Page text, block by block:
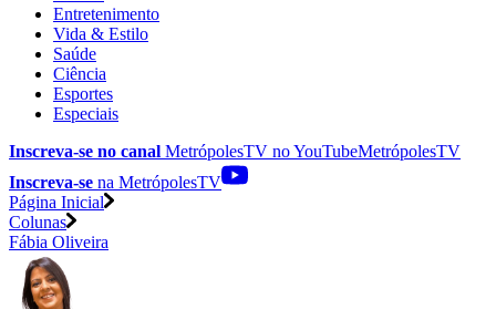
Entretenimento
Vida & Estilo
Saúde
Ciência
Esportes
Especiais
Inscreva-se no canal MetrópolesTV noYouTubeMetrópolesTV
Inscreva-se na MetrópolesTV
Página Inicial
Colunas
Fábia Oliveira